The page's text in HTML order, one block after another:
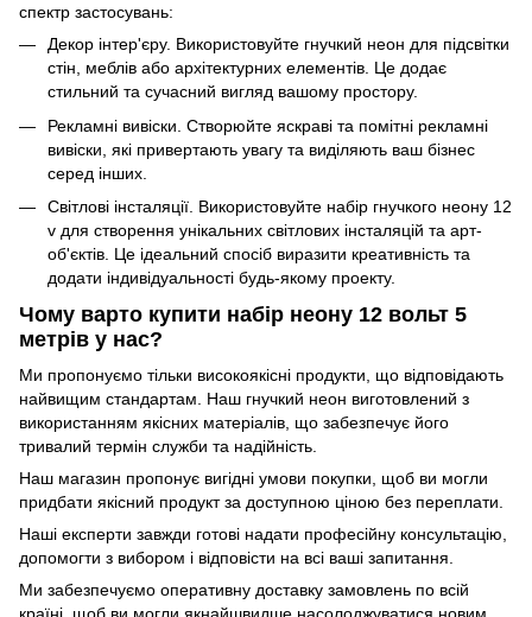
спектр застосувань:
Декор інтер'єру. Використовуйте гнучкий неон для підсвітки
стін, меблів або архітектурних елементів. Це додає
стильний та сучасний вигляд вашому простору.
Рекламні вивіски. Створюйте яскраві та помітні рекламні
вивіски, які привертають увагу та виділяють ваш бізнес
серед інших.
Світлові інсталяції. Використовуйте набір гнучкого неону 12
v для створення унікальних світлових інсталяцій та арт-
об'єктів. Це ідеальний спосіб виразити креативність та
додати індивідуальності будь-якому проекту.
Чому варто купити набір неону 12 вольт 5
метрів у нас?
Ми пропонуємо тільки високоякісні продукти, що відповідають
найвищим стандартам. Наш гнучкий неон виготовлений з
використанням якісних матеріалів, що забезпечує його
тривалий термін служби та надійність.
Наш магазин пропонує вигідні умови покупки, щоб ви могли
придбати якісний продукт за доступною ціною без переплати.
Наші експерти завжди готові надати професійну консультацію,
допомогти з вибором і відповісти на всі ваші запитання.
Ми забезпечуємо оперативну доставку замовлень по всій
країні, щоб ви могли якнайшвидше насолоджуватися новим